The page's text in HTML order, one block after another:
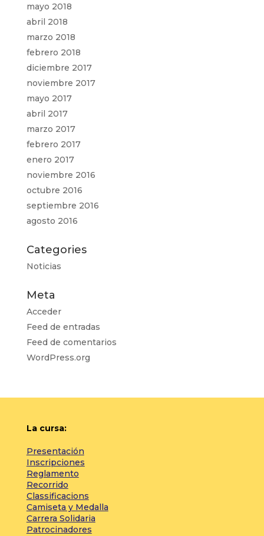
mayo 2018
abril 2018
marzo 2018
febrero 2018
diciembre 2017
noviembre 2017
mayo 2017
abril 2017
marzo 2017
febrero 2017
enero 2017
noviembre 2016
octubre 2016
septiembre 2016
agosto 2016
Categories
Noticias
Meta
Acceder
Feed de entradas
Feed de comentarios
WordPress.org
La cursa:
Presentación
Inscripciones
Reglamento
Recorrido
Classificacions
Camiseta y Medalla
Carrera Solidaria
Patrocinadores